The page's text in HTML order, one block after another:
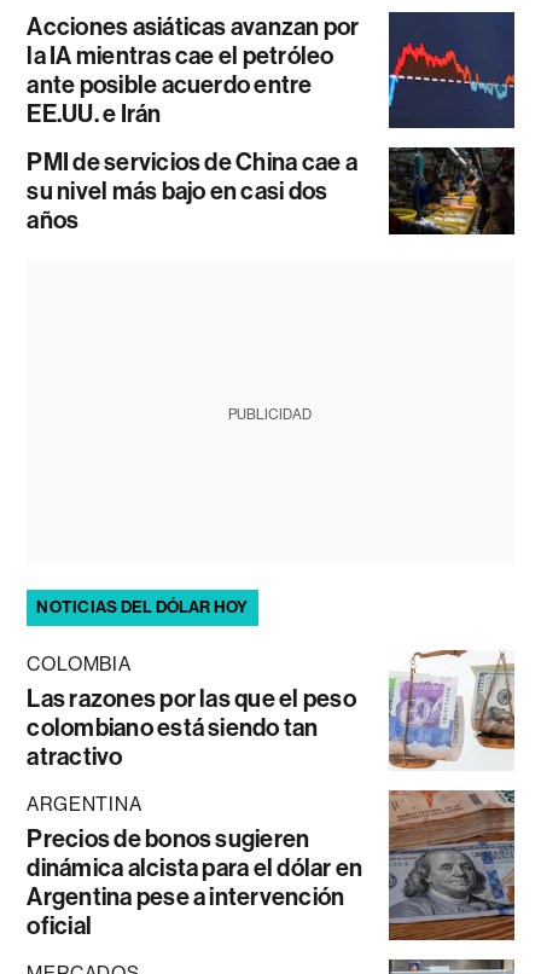
Acciones asiáticas avanzan por
la IA mientras cae el petróleo
ante posible acuerdo entre
EE.UU. e Irán
PMI de servicios de China cae a
su nivel más bajo en casi dos
años
PUBLICIDAD
NOTICIAS DEL DÓLAR HOY
COLOMBIA
Las razones por las que el peso
colombiano está siendo tan
atractivo
ARGENTINA
Precios de bonos sugieren
dinámica alcista para el dólar en
Argentina pese a intervención
oficial